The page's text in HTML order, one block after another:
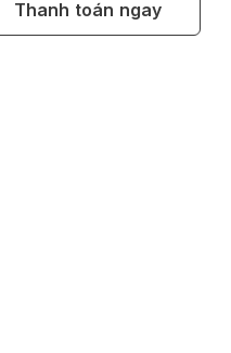
Thanh toán ngay